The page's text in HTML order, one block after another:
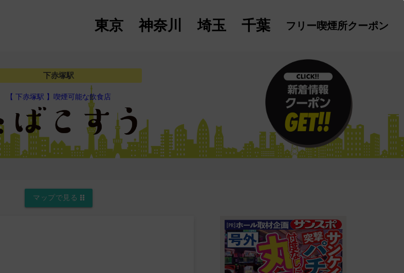
東京 神奈川 埼玉 千葉 フリー喫煙所クーポン
下赤塚駅
【 下赤塚駅 】喫煙可能な飲食店
マップで見る